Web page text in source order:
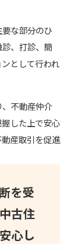
な部分のひ
、打診、簡
として行われ
不動産仲介
した上で安心
産取引を促進
を受
古住
心し